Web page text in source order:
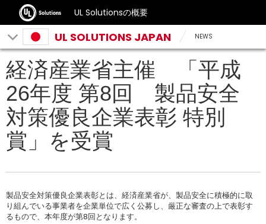
UL Solutionsの概要
UL SOLUTIONS JAPAN NEWS
経済産業省主催 「平成
26年度 第8回 製品安全
対策優良企業表彰 特別
賞」を受賞
製品安全対策優良企業表彰とは、経済産業省が、製品安全に積極的に取
り組んでいる事業者を企業単位で広く公募し、厳正な審査の上で表彰す
るもので、本年度が第8回となります。